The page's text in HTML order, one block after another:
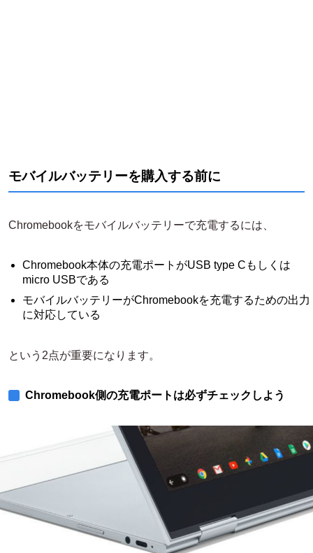
モバイルバッテリーを購入する前に
Chromebookをモバイルバッテリーで充電するには、
Chromebook本体の充電ポートがUSB type Cもしくは
micro USBである
モバイルバッテリーがChromebookを充電するための出力
に対応している
という2点が重要になります。
Chromebook側の充電ポートは必ずチェックしよう